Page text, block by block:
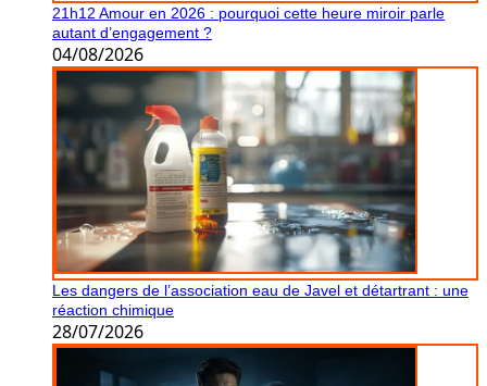
21h12 Amour en 2026 : pourquoi cette heure miroir parle
autant d’engagement ?
04/08/2026
Les dangers de l’association eau de Javel et détartrant : une
réaction chimique
28/07/2026